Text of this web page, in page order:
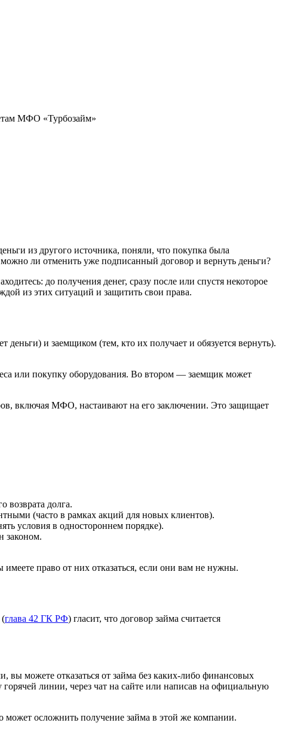
МФО «Турбозайм»
из другого источника, поняли, что покупка была
ли отменить уже подписанный договор и вернуть деньги?
до получения денег, сразу после или спустя некоторое
из этих ситуаций и защитить свои права.
и заемщиком (тем, кто их получает и обязуется вернуть).
или покупку оборудования. Во втором — заемщик может
включая МФО, настаивают на его заключении. Это защищает
возврата долга.
(часто в рамках акций для новых клиентов).
условия в одностороннем порядке).
законом.
право от них отказаться, если они вам не нужны.
(глава 42 ГК РФ) гласит, что договор займа считается
можете отказаться от займа без каких-либо финансовых
линии, через чат на сайте или написав на официальную
может осложнить получение займа в этой же компании.